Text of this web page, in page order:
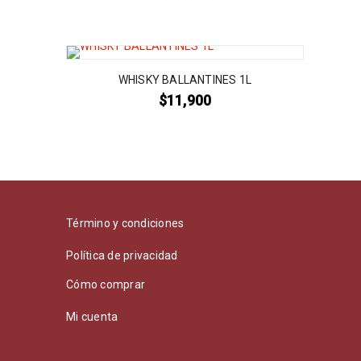
WHISKY BALLANTINES 1L
$11,900
Término y condiciones
Política de privacidad
Cómo comprar
Mi cuenta